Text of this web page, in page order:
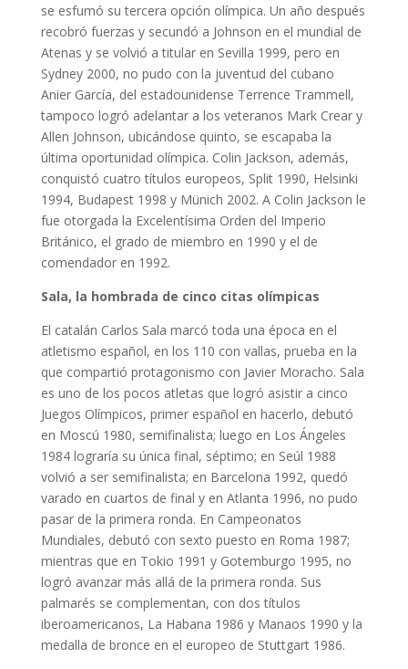
se esfumó su tercera opción olímpica. Un año después
recobró fuerzas y secundó a Johnson en el mundial de
Atenas y se volvió a titular en Sevilla 1999, pero en
Sydney 2000, no pudo con la juventud del cubano
Anier García, del estadounidense Terrence Trammell,
tampoco logró adelantar a los veteranos Mark Crear y
Allen Johnson, ubicándose quinto, se escapaba la
última oportunidad olímpica. Colin Jackson, además,
conquistó cuatro títulos europeos, Split 1990, Helsinki
1994, Budapest 1998 y Münich 2002. A Colin Jackson le
fue otorgada la Excelentísima Orden del Imperio
Británico, el grado de miembro en 1990 y el de
comendador en 1992.
Sala, la hombrada de cinco citas olímpicas
El catalán Carlos Sala marcó toda una época en el
atletismo español, en los 110 con vallas, prueba en la
que compartió protagonismo con Javier Moracho. Sala
es uno de los pocos atletas que logró asistir a cinco
Juegos Olímpicos, primer español en hacerlo, debutó
en Moscú 1980, semifinalista; luego en Los Ángeles
1984 lograría su única final, séptimo; en Seúl 1988
volvió a ser semifinalista; en Barcelona 1992, quedó
varado en cuartos de final y en Atlanta 1996, no pudo
pasar de la primera ronda. En Campeonatos
Mundiales, debutó con sexto puesto en Roma 1987;
mientras que en Tokio 1991 y Gotemburgo 1995, no
logró avanzar más allá de la primera ronda. Sus
palmarés se complementan, con dos títulos
iberoamericanos, La Habana 1986 y Manaos 1990 y la
medalla de bronce en el europeo de Stuttgart 1986.